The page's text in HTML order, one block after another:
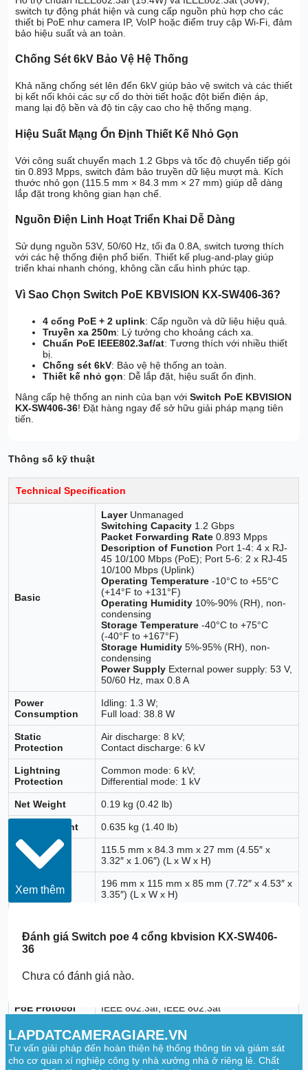
switch tự động phát hiện và cung cấp nguồn phù hợp cho các
thiết bị PoE như camera IP, VoIP hoặc điểm truy cập Wi-Fi, đảm
bảo hiệu suất và an toàn.
Chống Sét 6kV Bảo Vệ Hệ Thống
Khả năng chống sét lên đến 6kV giúp bảo vệ switch và các thiết
bị kết nối khỏi các sự cố do thời tiết hoặc đột biến điện áp,
mang lại độ bền và độ tin cậy cao cho hệ thống mạng.
Hiệu Suất Mạng Ổn Định Thiết Kế Nhỏ Gọn
Với công suất chuyển mạch 1.2 Gbps và tốc độ chuyển tiếp gói
tin 0.893 Mpps, switch đảm bảo truyền dữ liệu mượt mà. Kích
thước nhỏ gọn (115.5 mm × 84.3 mm × 27 mm) giúp dễ dàng
lắp đặt trong không gian hạn chế.
Nguồn Điện Linh Hoạt Triển Khai Dễ Dàng
Sử dụng nguồn 53V, 50/60 Hz, tối đa 0.8A, switch tương thích
với các hệ thống điện phổ biến. Thiết kế plug-and-play giúp
triển khai nhanh chóng, không cần cấu hình phức tạp.
Vì Sao Chọn Switch PoE KBVISION KX-SW406-36?
4 cổng PoE + 2 uplink: Cấp nguồn và dữ liệu hiệu quả.
Truyền xa 250m: Lý tưởng cho khoảng cách xa.
Chuẩn PoE IEEE802.3af/at: Tương thích với nhiều thiết
bị.
Chống sét 6kV: Bảo vệ hệ thống an toàn.
Thiết kế nhỏ gọn: Dễ lắp đặt, hiệu suất ổn định.
Nâng cấp hệ thống an ninh của bạn vớiSwitch PoE KBVISION
KX-SW406-36! Đặt hàng ngay để sở hữu giải pháp mạng tiên
tiến.
Thông số kỹ thuật
Technical Specification
Basic
LayerUnmanaged
Switching Capacity 1.2 Gbps
Packet Forwarding Rate 0.893 Mpps
Description of Function Port 1-4: 4 x RJ-
45 10/100 Mbps (PoE); Port 5-6: 2 x RJ-45
10/100 Mbps (Uplink)
Operating Temperature -10°C to +55°C
(+14°F to +131°F)
Operating Humidity 10%-90% (RH), non-
condensing
Storage Temperature -40°C to +75°C
(-40°F to +167°F)
Storage Humidity 5%-95% (RH), non-
condensing
Power Supply External power supply: 53 V,
50/60 Hz, max 0.8 A
Power
Consumption
Idling: 1.3 W;
Full load: 38.8 W
Static
Protection
Air discharge: 8 kV;
Contact discharge: 6 kV
Lightning
Protection
Common mode: 6 kV;
Differential mode: 1 kV
Net Weight 0.19 kg (0.42 lb)
Gross Weight 0.635 kg (1.40 lb)
Product
Dimensions
115.5 mm x 84.3 mm x 27 mm (4.55″ x
3.32″ x 1.06″) (L x W x H)
Packaging
Dimensions
196 mm x 115 mm x 85 mm (7.72″ x 4.53″ x
3.35″) (L x W x H)
Installation Desktop mount; wall mount
PoE Protocol IEEE 802.3af; IEEE 802.3at
PoE Pin
Assignment
1.2.4.5 (V+); 3.6.7.8 (V-)
Long Distance
Xem thêm
Đánh giáSwitch poe 4 cổng kbvision KX-SW406-
36
Chưa có đánh giá nào.
LAPDATCAMERAGIARE.VN
Tư vấn giải pháp đến hoàn thiện hệ thống thông tin và giám sát
cho cơ quan xí nghiệp công ty nhà xưởng nhà ở riêng lẻ. Chất